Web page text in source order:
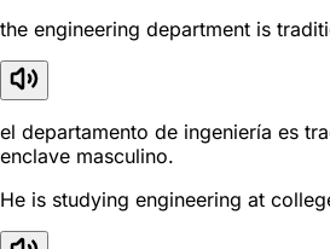
the engineering department is
el departamento de ingeniería es
enclave masculino.
He is studying engineering at